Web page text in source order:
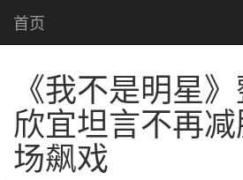
首页
《我不是明星
欣宜坦言不再
场飙戏